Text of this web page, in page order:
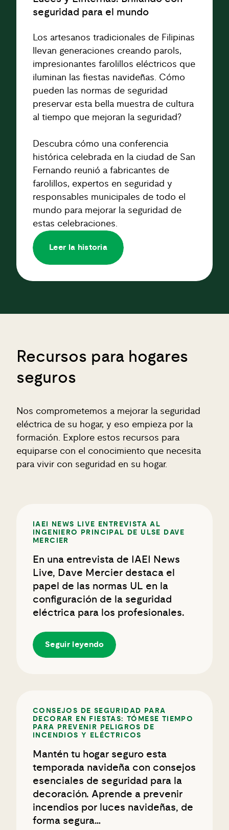
seguridad para el mundo
Los artesanos tradicionales de Filipinas
llevan generaciones creando parols,
impresionantes farolillos eléctricos que
iluminan las fiestas navideñas. Cómo
pueden las normas de seguridad
preservar esta bella muestra de cultura
al tiempo que mejoran la seguridad?
Descubra cómo una conferencia
histórica celebrada en la ciudad de San
Fernando reunió a fabricantes de
farolillos, expertos en seguridad y
responsables municipales de todo el
mundo para mejorar la seguridad de
estas celebraciones.
Leer la historia
Recursos para hogares
seguros
Nos comprometemos a mejorar la seguridad
eléctrica de su hogar, y eso empieza por la
formación. Explore estos recursos para
equiparse con el conocimiento que necesita
para vivir con seguridad en su hogar.
IAEI NEWS LIVE ENTREVISTA AL
INGENIERO PRINCIPAL DE ULSE DAVE
MERCIER
En una entrevista de IAEI News
Live, Dave Mercier destaca el
papel de las normas UL en la
configuración de la seguridad
eléctrica para los profesionales.
Seguir leyendo
CONSEJOS DE SEGURIDAD PARA
DECORAR EN FIESTAS: TÓMESE TIEMPO
PARA PREVENIR PELIGROS DE
INCENDIOS Y ELÉCTRICOS
Mantén tu hogar seguro esta
temporada navideña con consejos
esenciales de seguridad para la
decoración. Aprende a prevenir
incendios por luces navideñas, de
forma segura…